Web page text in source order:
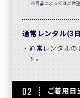
※商品によってはご希
通常レンタル(3
通常レンタルの
す。
02 ご着用日